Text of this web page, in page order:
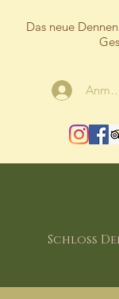
Das neue
Schloss